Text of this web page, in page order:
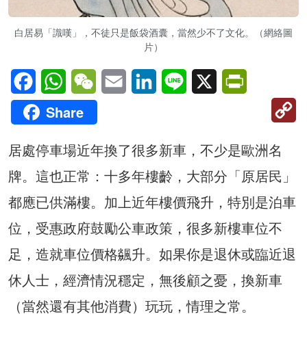
白居易「識嘆」，不徒只是飯袋酒囊，當然少不了文化。（網絡圖
片）
FacebookWhatsAppWeChatEmail LinkedInLine X
Share
居處停車場近年換了很多新車，不少是歐洲名
牌。這也正常：十多年樓齡，大部分「原居民」
都應已供滿樓。加上近年樓價飛升，特別是泊車
位，受惠政府鼓勵公車政策，很多新樓車位不
足，造就車位價格飊升。如果你是退休或臨近退
休人士，經濟情況穩定，無後顧之憂，換新車
（當然還有其他消費）玩玩，情理之常。